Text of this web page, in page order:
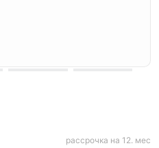
рассрочка на 12. мес